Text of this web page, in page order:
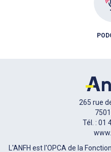
265 rue
Tél. : 01
L'ANFH est l'OPCA de la